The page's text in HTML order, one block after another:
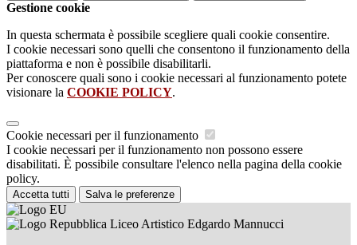
Gestione cookie
In questa schermata è possibile scegliere quali cookie consentire.
I cookie necessari sono quelli che consentono il funzionamento della
piattaforma e non è possibile disabilitarli.
Per conoscere quali sono i cookie necessari al funzionamento potete
visionare la COOKIE POLICY.
Cookie necessari per il funzionamento
I cookie necessari per il funzionamento non possono essere
disabilitati. È possibile consultare l'elenco nella pagina della cookie
policy.
Accetta tutti Salva le preferenze
Liceo Artistico Edgardo Mannucci